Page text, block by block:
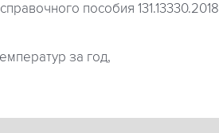
пособия 131.13330.2018
за год,